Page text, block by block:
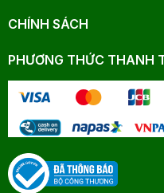
CHÍNH SÁCH
PHƯƠNG THỨC THANH